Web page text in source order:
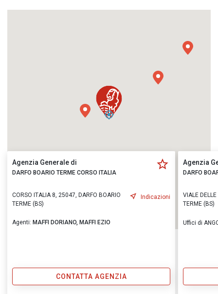
Agenzia Generale di
DARFO BOARIO TERME CORSO ITALIA
CORSO ITALIA 8, 25047, DARFO BOARIO
TERME (BS)
Indicazioni
Agenti: MAFFI DORIANO, MAFFI EZIO
CONTATTA AGENZIA
Agenzia
DARFO
VIALE
TERME (BS)
Uffici di